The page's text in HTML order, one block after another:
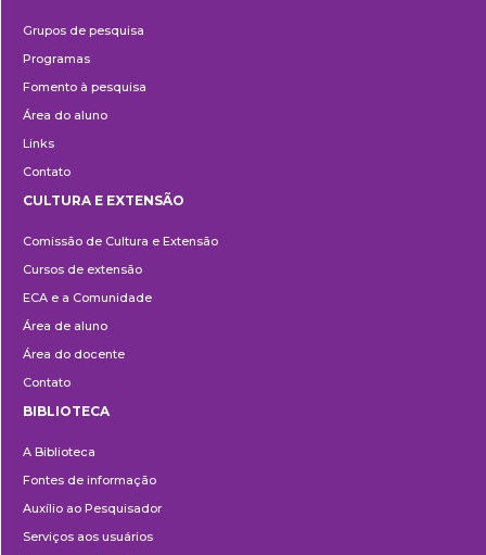
Grupos de pesquisa
Programas
Fomento à pesquisa
Área do aluno
Links
Contato
e
Extensão
CULTURA E EXTENSÃO
Comissão de Cultura e Extensão
Cursos de extensão
ECA e a Comunidade
Área de aluno
Área do docente
Contato
BIBLIOTECA
A Biblioteca
Fontes de informação
Auxílio ao Pesquisador
Serviços aos usuários